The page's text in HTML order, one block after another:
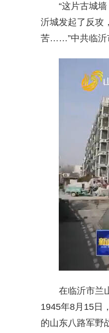
“这片古城
沂城发起了反攻
苦……”中共临沂
在临沂市兰
1945年8月15日
的山东八路军野